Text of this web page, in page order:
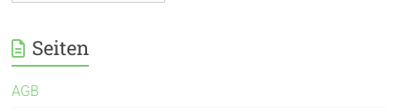
Seiten
AGB